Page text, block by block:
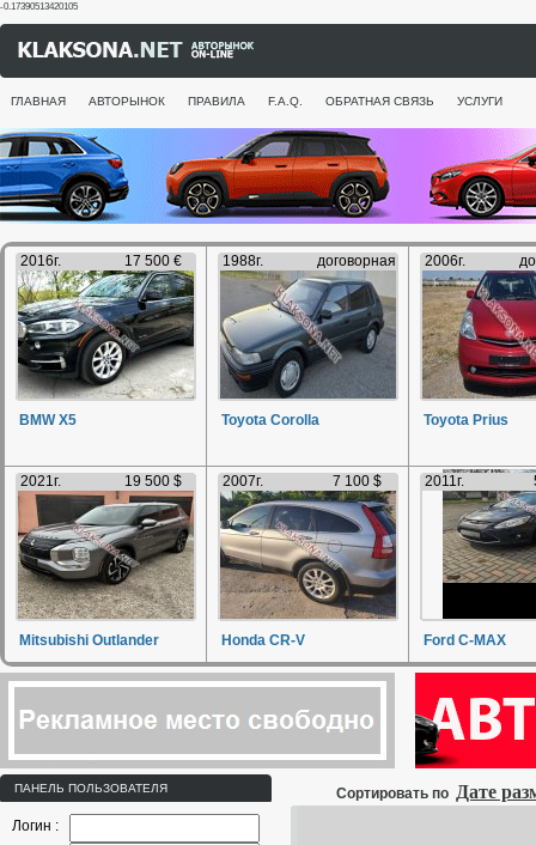
-0.17390513420105
ГЛАВНАЯ АВТОРЫНОК ПРАВИЛА F.A.Q. ОБРАТНАЯ СВЯЗЬ УСЛУГИ
2016г. 17 500 €
BMW X5
1988г. договорная
Toyota Corolla
2006г.
Toyota Prius
2021г. 19 500 $
Mitsubishi Outlander
2007г. 7 100 $
Honda CR-V
2011г.
Ford C-MAX
ПАНЕЛЬ ПОЛЬЗОВАТЕЛЯ
Логин :
Сортировать по Дате